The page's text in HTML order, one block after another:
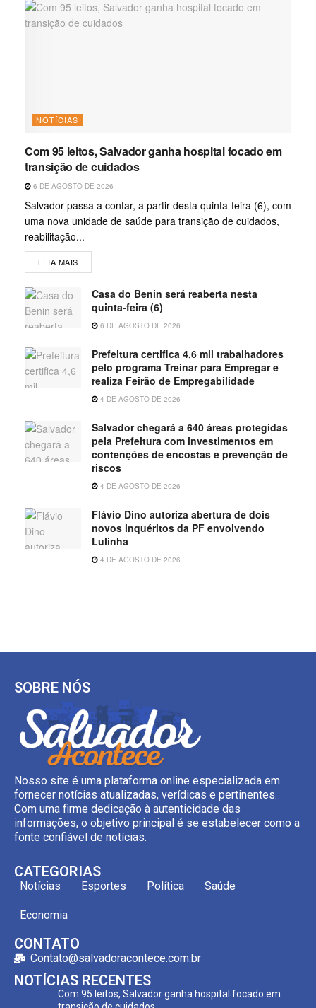
NOTÍCIAS
Com 95 leitos, Salvador ganha hospital focado em
transição de cuidados
6 DE AGOSTO DE 2026
Salvador passa a contar, a partir desta quinta-feira (6), com
uma nova unidade de saúde para transição de cuidados,
reabilitação...
LEIA MAIS
Casa do Benin será reaberta nesta
quinta-feira (6)
6 DE AGOSTO DE 2026
Prefeitura certifica 4,6 mil trabalhadores
pelo programa Treinar para Empregar e
realiza Feirão de Empregabilidade
4 DE AGOSTO DE 2026
Salvador chegará a 640 áreas protegidas
pela Prefeitura com investimentos em
contenções de encostas e prevenção de
riscos
4 DE AGOSTO DE 2026
Flávio Dino autoriza abertura de dois
novos inquéritos da PF envolvendo
Lulinha
4 DE AGOSTO DE 2026
SOBRE NÓS
Nosso site é uma plataforma online especializada em
fornecer notícias atualizadas, verídicas e pertinentes.
Com uma firme dedicação à autenticidade das
informações, o objetivo principal é se estabelecer como a
fonte confiável de notícias.
CATEGORIAS
Notícias Esportes Política Saúde
Economia
CONTATO
Contato@salvadoracontece.com.br
NOTÍCIAS RECENTES
Com 95 leitos, Salvador ganha hospital focado em